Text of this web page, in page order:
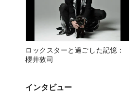
ロックスターと過ごした記憶：
櫻井敦司
インタビュー